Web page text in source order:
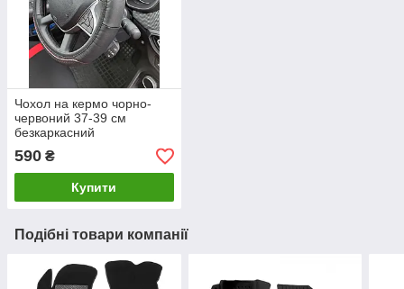
Чохол на кермо чорно-
червоний 37-39 см
безкаркасний
590 ₴
Купити
Подібні товари компанії